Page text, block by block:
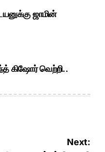
ஜாமின்
கிஷோர் வெற்றி..
Next: